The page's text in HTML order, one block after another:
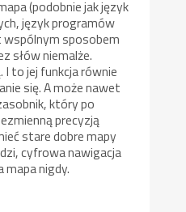
(podobnie jak język
język programów
sposobem
słów niemalże.
I to jej funkcja równie
się. A może nawet
który po
precyzją
stare dobre mapy
cyfrowa nawigacja
nigdy.